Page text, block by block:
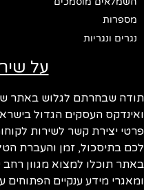
מספרות
נגרים ונגריות
על
שבחרתם לגלוש באתר
העסקים הגדול
יצירת קשר לשירות
בתיסכול, זמן והעברת
תוכלו למצוא מגוון רחב
מידע ענקיים הפתוחים